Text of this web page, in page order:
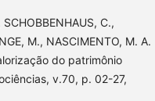
C.,
M., NASCIMENTO, M. A.
do patrimônio
v.70, p. 02-27,